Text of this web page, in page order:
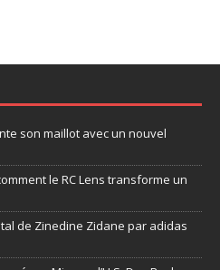
son maillot avec un nouvel
le RC Lens transforme un
de Zinedine Zidane par adidas